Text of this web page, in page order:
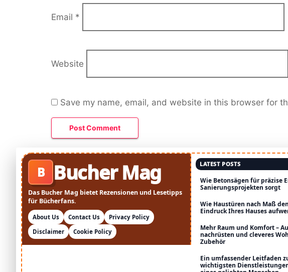
Email *
Website
Save my name, email, and website in this browser for
B Bucher Mag
Das Bucher Mag bietet Rezensionen und Lesetipps
für Bücherfans.
About Us Contact Us
Privacy Policy
Disclaimer
Cookie Policy
LATEST POSTS
Wie Betonsägen für präzise
Sanierungsprojekten sorgt
Wie Haustüren nach Maß
Eindruck Ihres Hauses
Mehr Raum und Komfort –
nachrüsten und cleveres
Zubehör
Ein umfassender Leitfaden
wichtigsten